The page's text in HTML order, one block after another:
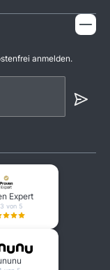
anmelden.
Expert
von 5